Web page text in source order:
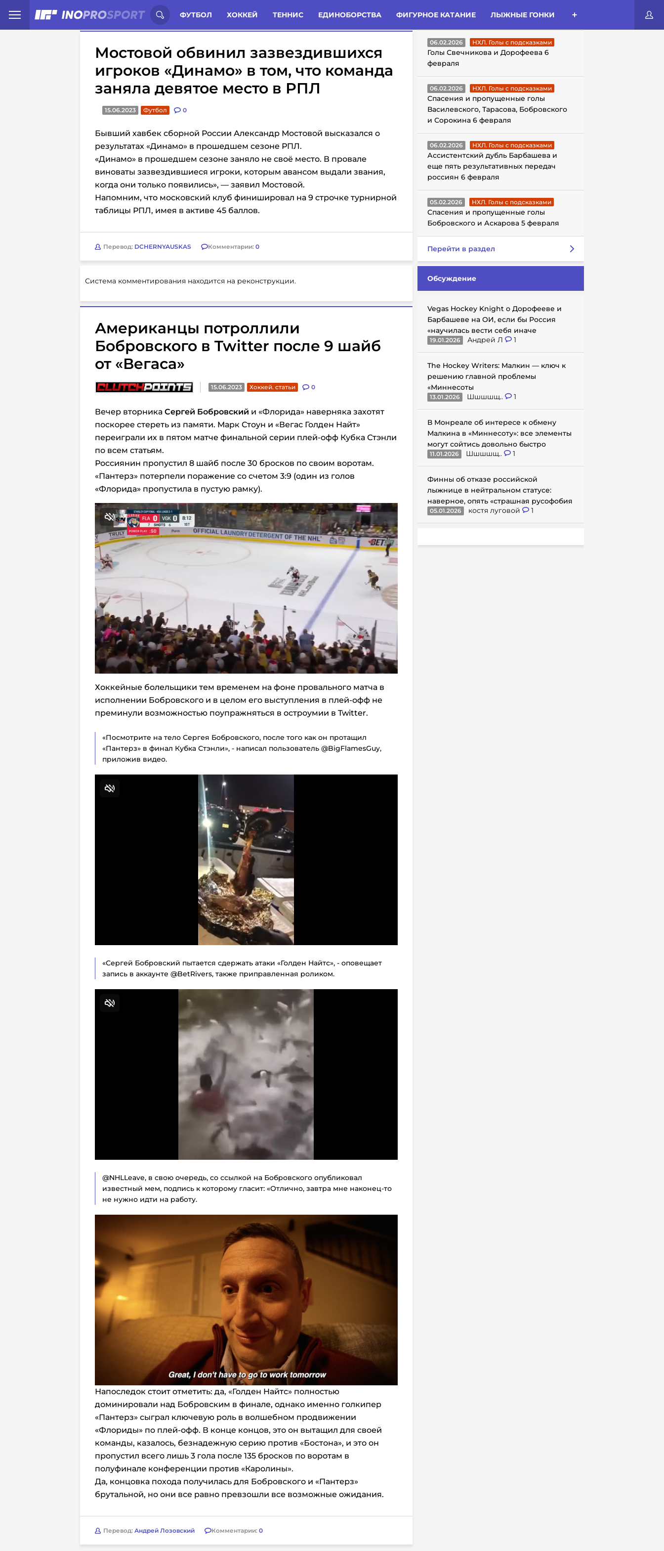
ФУТБОЛ ХОККЕЙ ТЕННИС ЕДИНОБОРСТВА ФИГУРНОЕ КАТАНИЕ ЛЫЖНЫЕ ГОНКИ
Иностранцы о спорте России: Статьи Комменты Новости
Мостовой обвинил зазвездившихся
игроков «Динамо» в том, что команда
заняла девятое место в РПЛ
15.06.2023 Футбол 0
Бывший хавбек сборной России Александр Мостовой высказался о
результатах «Динамо» в прошедшем сезоне РПЛ.
«Динамо» в прошедшем сезоне заняло не своё место. В провале
виноваты зазвездившиеся игроки, которым авансом выдали звания,
когда они только появились», — заявил Мостовой.
Напомним, что московский клуб финишировал на 9 строчке турнирной
таблицы РПЛ, имея в активе 45 баллов.
Перевод: DCHERNYAUSKAS Комментарии: 0
Система комментирования находится на реконструкции.
Американцы потроллили
Бобровского в Twitter после 9 шайб
от «Вегаса»
15.06.2023 Хоккей. статьи 0
Вечер вторника Сергей Бобровский и «Флорида» наверняка захотят
поскорее стереть из памяти. Марк Стоун и «Вегас Голден Найт»
переиграли их в пятом матче финальной серии плей-офф Кубка Стэнли
по всем статьям.
Россиянин пропустил 8 шайб после 30 бросков по своим воротам.
«Пантерз» потерпели поражение со счетом 3:9 (один из голов
«Флорида» пропустила в пустую рамку).
Хоккейные болельщики тем временем на фоне провального матча в
исполнении Бобровского и в целом его выступления в плей-офф не
преминули возможностью поупражняться в остроумии в Twitter.
«Посмотрите на тело Сергея Бобровского, после того как он протащил
«Пантерз» в финал Кубка Стэнли», - написал пользователь @BigFlamesGuy,
приложив видео.
«Сергей Бобровский пытается сдержать атаки «Голден Найтс», - оповещает
запись в аккаунте @BetRivers, также приправленная роликом.
@NHLLeave, в свою очередь, со ссылкой на Бобровского опубликовал
известный мем, подпись к которому гласит: «Отлично, завтра мне наконец-то
не нужно идти на работу.
Напоследок стоит отметить: да, «Голден Найтс» полностью
доминировали над Бобровским в финале, однако именно голкипер
«Пантерз» сыграл ключевую роль в волшебном продвижении
«Флориды» по плей-офф. В конце концов, это он вытащил для своей
команды, казалось, безнадежную серию против «Бостона», и это он
пропустил всего лишь 3 гола после 135 бросков по воротам в
полуфинале конференции против «Каролины».
Да, концовка похода получилась для Бобровского и «Пантерз»
брутальной, но они все равно превзошли все возможные ожидания.
Перевод: Андрей Лозовский Комментарии: 0
ГОЛЫ С ПОДСКАЗКАМИ
06.02.2026 НХЛ. Голы с подсказками
Голы Свечникова и Дорофеева 6
февраля
06.02.2026 НХЛ. Голы с подсказками
Спасения и пропущенные голы
Василевского, Тарасова, Бобровского
и Сорокина 6 февраля
06.02.2026 НХЛ. Голы с подсказками
Ассистентский дубль Барбашева и
еще пять результативных передач
россиян 6 февраля
05.02.2026 НХЛ. Голы с подсказками
Спасения и пропущенные голы
Бобровского и Аскарова 5 февраля
Перейти в раздел
Обсуждение
Vegas Hockey Knight о Дорофееве и
Барбашеве на ОИ, если бы Россия
«научилась вести себя иначе
19.01.2026 Андрей Л 1
The Hockey Writers: Малкин — ключ к
решению главной проблемы
«Миннесоты
13.01.2026 Шшшшщ.. 1
В Монреале об интересе к обмену
Малкина в «Миннесоту»: все элементы
могут сойтись довольно быстро
11.01.2026 Шшшшщ.. 1
Финны об отказе российской
лыжнице в нейтральном статусе:
наверное, опять «страшная русофобия
05.01.2026 костя луговой 1